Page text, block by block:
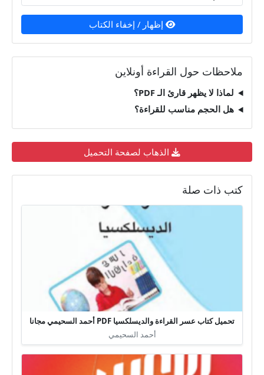
إظهار / إخفاء الكتاب
ملاحظات حول القراءة أونلاين
لماذا لا يظهر قارئ الـ PDF؟
هل الحجم مناسب للقراءة؟
الذهاب لصفحة التحميل
كتب ذات صلة
تحميل كتاب عسر القراءة والديسلكسيا PDF أحمد السحيمي مجانا
أحمد السحيمي